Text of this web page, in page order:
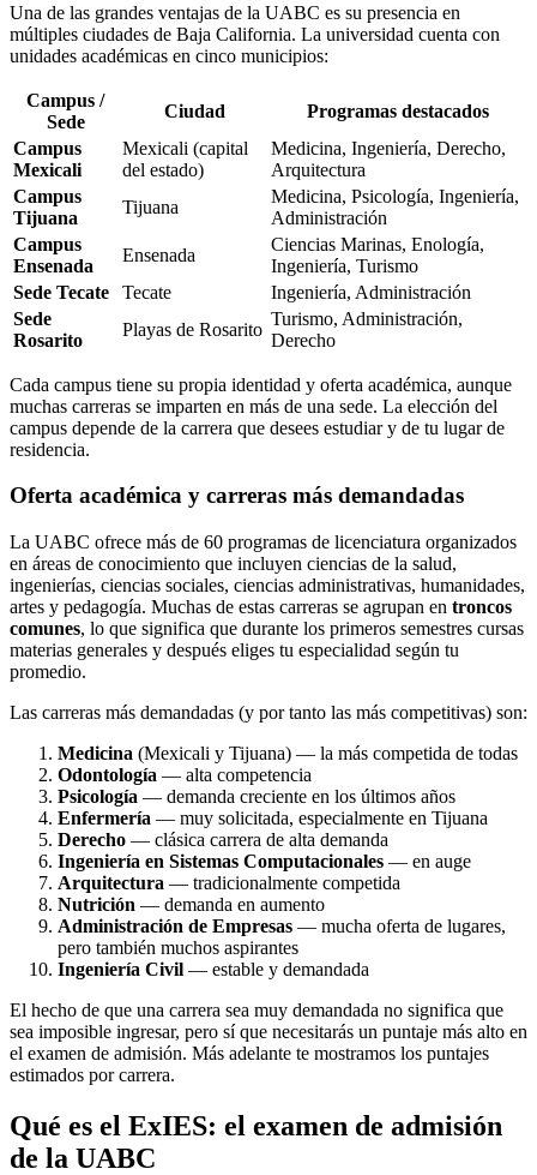
Una de las grandes ventajas de la UABC es su presencia en
múltiples ciudades de Baja California. La universidad cuenta con
unidades académicas en cinco municipios:
Campus /
Sede
Ciudad
Programas destacados
Campus
Mexicali
Mexicali (capital
del estado)
Medicina, Ingeniería, Derecho,
Arquitectura
Campus
Tijuana
Tijuana
Medicina, Psicología, Ingeniería,
Administración
Campus
Ensenada
Ensenada
Ciencias Marinas, Enología,
Ingeniería, Turismo
Sede Tecate
Tecate
Ingeniería, Administración
Sede
Rosarito
Playas de Rosarito
Turismo, Administración,
Derecho
Cada campus tiene su propia identidad y oferta académica, aunque
muchas carreras se imparten en más de una sede. La elección del
campus depende de la carrera que desees estudiar y de tu lugar de
residencia.
Oferta académica y carreras más demandadas
La UABC ofrece más de 60 programas de licenciatura organizados
en áreas de conocimiento que incluyen ciencias de la salud,
ingenierías, ciencias sociales, ciencias administrativas, humanidades,
artes y pedagogía. Muchas de estas carreras se agrupan en troncos
comunes, lo que significa que durante los primeros semestres cursas
materias generales y después eliges tu especialidad según tu
promedio.
Las carreras más demandadas (y por tanto las más competitivas) son:
Medicina (Mexicali y Tijuana) — la más competida de todas
Odontología — alta competencia
Psicología — demanda creciente en los últimos años
Enfermería — muy solicitada, especialmente en Tijuana
Derecho — clásica carrera de alta demanda
Ingeniería en Sistemas Computacionales — en auge
Arquitectura — tradicionalmente competida
Nutrición — demanda en aumento
Administración de Empresas — mucha oferta de lugares,
pero también muchos aspirantes
Ingeniería Civil — estable y demandada
El hecho de que una carrera sea muy demandada no significa que
sea imposible ingresar, pero sí que necesitarás un puntaje más alto en
el examen de admisión. Más adelante te mostramos los puntajes
estimados por carrera.
Qué es el ExIES: el examen de admisión
de la UABC